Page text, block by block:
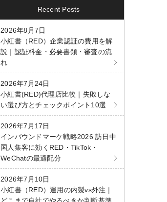
Recent Posts
2026年8月7日
小紅書（RED）企業認証の費用を解
説｜認証料金・必要書類・審査の流
れ
2026年7月24日
小紅書(RED)代理店比較｜失敗しな
い選び方とチェックポイント10選
2026年7月17日
インバウンドマーケ戦略2026 訪日中
国人集客に効くRED・TikTok・
WeChatの最適配分
2026年7月10日
小紅書（RED）運用の内製vs外注｜